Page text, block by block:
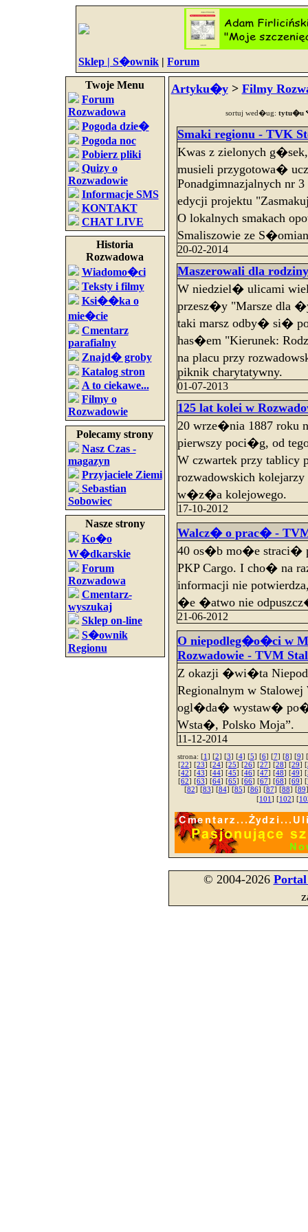
Sklep | S�ownik | Forum
Twoje Menu
Forum
Rozwadowa
Pogoda dzie�
Pogoda noc
Pobierz pliki
Quizy o
Rozwadowie
Informacje SMS
KONTAKT
CHAT LIVE
Historia
Rozwadowa
Wiadomo�ci
Teksty i filmy
Ksi��ka o
mie�cie
Cmentarz
parafialny
Znajd� groby
Katalog stron
A to ciekawe...
Filmy o
Rozwadowie
Polecamy strony
Nasz Czas -
magazyn
Przyjaciele Ziemi
Sebastian
Sobowiec
Nasze strony
Ko�o
W�dkarskie
Forum
Rozwadowa
Cmentarz-
wyszukaj
Sklep on-line
S�ownik
Regionu
Artyku�y> Filmy
sortuj wed�ug: tytu�u
Smaki regionu - TVK
Kwas z zielonych
musieli przygotowa�
Ponadgimnazjalnych nr
edycji projektu
O lokalnych smakach
Smaliszowie ze
20-02-2014
Maszerowali dla
W niedziel� ulicami
przesz�y "Marsze dla
taki marsz odby� si�
has�em "Kierunek:
na placu przy
piknik charytatywny.
01-07-2013
125 lat kolei w
20 wrze�nia 1887 roku
pierwszy poci�g, od
W czwartek przy
rozwadowskich
w�z�a kolejowego.
17-10-2012
Walcz� o prac� -
40 os�b mo�e straci�
PKP Cargo. I cho� na
informacji nie
�e �atwo nie
21-06-2012
O niepodleg�o�ci w
Rozwadowie - TVM
Z okazji �wi�ta
Regionalnym w
ogl�da� wystaw�
Wsta�, Polsko Moja”.
11-12-2014
strona: [1] [2] [3] [4] [5] [6] [7] [8] [9] [
[22] [23] [24] [25] [26] [27] [28] [29] [
[42] [43] [44] [45] [46] [47] [48] [49] [
[62] [63] [64] [65] [66] [67] [68] [69] [
[82] [83] [84] [85] [86] [87] [88] [89
[101] [102] [
© 2004-2026